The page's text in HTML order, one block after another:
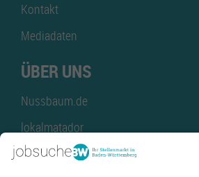
Kontakt
Mediadaten
ÜBER UNS
Nussbaum.de
lokalmatador
kaufinBW